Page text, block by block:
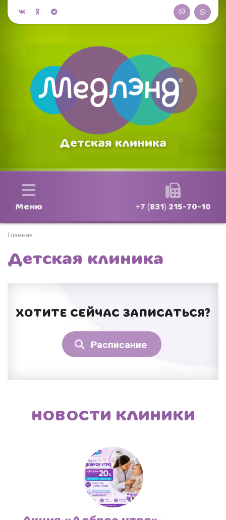
Детская клиника
Меню +7 (831) 215-70-10
Главная
Детская клиника
ХОТИТЕ СЕЙЧАС ЗАПИСАТЬСЯ?
Расписание
НОВОСТИ КЛИНИКИ